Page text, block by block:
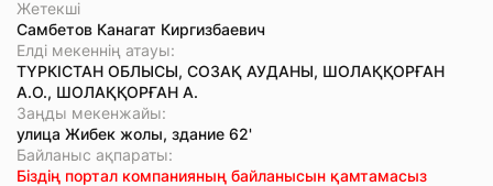
Жетекші
Самбетов Канагат Киргизбаевич
Елді мекеннің атауы:
ТҮРКІСТАН ОБЛЫСЫ, СОЗАҚ АУДАНЫ, ШОЛАҚҚОРҒАН
А.О., ШОЛАҚҚОРҒАН А.
Заңды мекенжайы:
улица Жибек жолы, здание 62'
Байланыс ақпараты:
Біздің портал компанияның байланысын қамтамасыз